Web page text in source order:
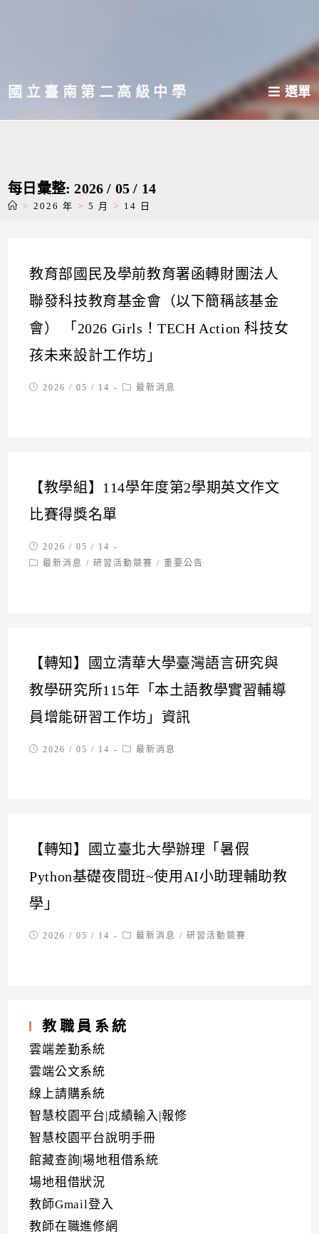
主國立臺南第二高級中學 選單
每日彙整: 2026 / 05 / 14
> 2026 年 > 5 月 > 14 日
教育部國民及學前教育署函轉財團法人
聯發科技教育基金會（以下簡稱該基金
會） 「2026 Girls！TECH Action 科技女
孩未来設計工作坊」
Post2026 / 05 / 14
Post最新消息
【教學組】114學年度第2學期英文作文
比賽得獎名單
Post
published:
2026 / 05 / 14
Post最新消息 / 研習活動競賽 / 重要公告
【轉知】國立清華大學臺灣語言研究與
教學研究所115年「本土語教學實習輔導
員增能研習工作坊」資訊
Post2026 / 05 / 14
Post最新消息
【轉知】國立臺北大學辦理「暑假
Python基礎夜間班~使用AI小助理輔助教
學」
Post2026 / 05 / 14
Post最新消息 / 研習活動競賽
教職員系統
雲端差勤系統
雲端公文系統
線上請購系統
智慧校園平台|成績輸入|報修
智慧校園平台說明手冊
館藏查詢|場地租借系統
場地租借狀況
教師Gmail登入
教師在職進修網